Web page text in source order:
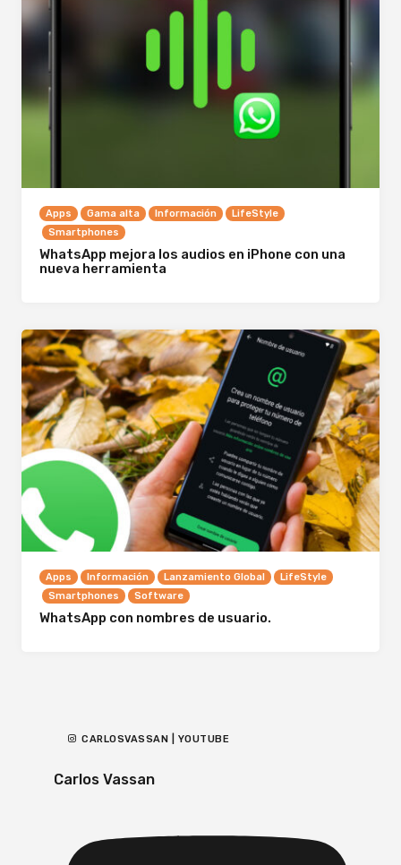
Apps Gama alta Información
LifeStyle
Smartphones
WhatsApp mejora los audios en iPhone con una
nueva herramienta
Apps Información Lanzamiento Global
LifeStyle
Smartphones
Software
WhatsApp con nombres de usuario.
CARLOSVASSAN | YOUTUBE
Carlos Vassan